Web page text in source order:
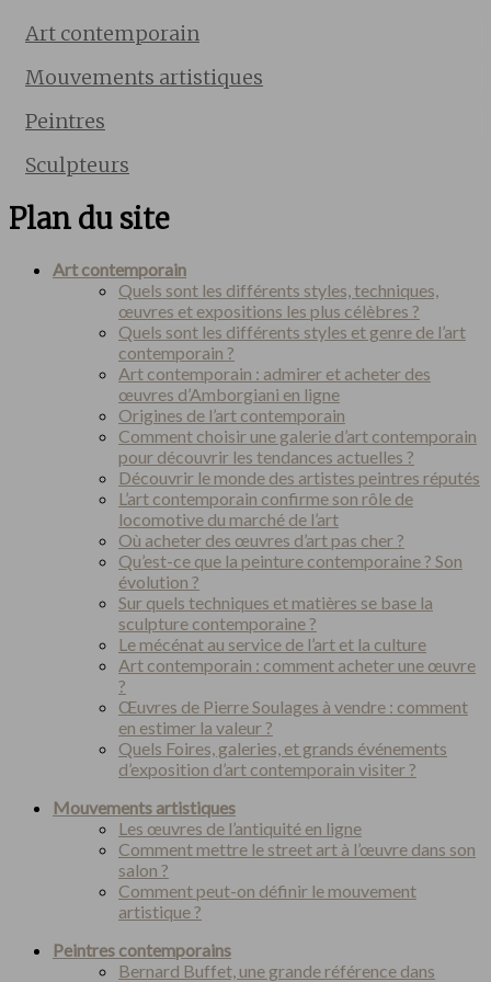
Art contemporain
Mouvements artistiques
Peintres
Sculpteurs
Plan du site
Art contemporain
Quels sont les différents styles, techniques,
œuvres et expositions les plus célèbres ?
Quels sont les différents styles et genre de l’art
contemporain ?
Art contemporain : admirer et acheter des
œuvres d’Amborgiani en ligne
Origines de l’art contemporain
Comment choisir une galerie d’art contemporain
pour découvrir les tendances actuelles ?
Découvrir le monde des artistes peintres réputés
L’art contemporain confirme son rôle de
locomotive du marché de l’art
Où acheter des œuvres d’art pas cher ?
Qu’est-ce que la peinture contemporaine ? Son
évolution ?
Sur quels techniques et matières se base la
sculpture contemporaine ?
Le mécénat au service de l’art et la culture
Art contemporain : comment acheter une œuvre
?
Œuvres de Pierre Soulages à vendre : comment
en estimer la valeur ?
Quels Foires, galeries, et grands événements
d’exposition d’art contemporain visiter ?
Mouvements artistiques
Les œuvres de l’antiquité en ligne
Comment mettre le street art à l’œuvre dans son
salon ?
Comment peut-on définir le mouvement
artistique ?
Peintres contemporains
Bernard Buffet, une grande référence dans